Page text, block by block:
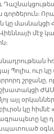
կը մասնակցի
մէջ
Պոլիս, ուր կը
շրջանը,
այլ
կը
կը